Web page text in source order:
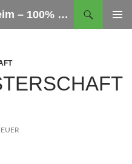
BSV Rheinhausen-Bergheim – 100% Sportschießen